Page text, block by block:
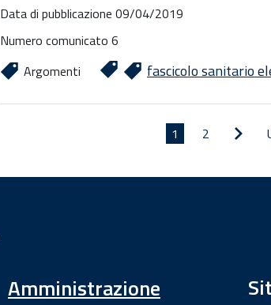
Data di pubblicazione 09/04/2019
Numero comunicato 6
Argomenti
fascicolo sanitario
Pagina
attuale
1 Pagina
2
Amministrazione